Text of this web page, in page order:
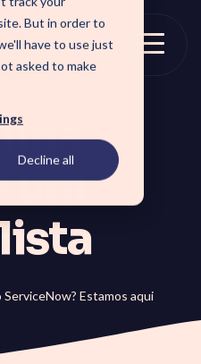
But in order to
have to use just
asked to make
Decline all
Menu
CSM SmartPath
Set the baseline for
service-driven,
autonomous CRM towards
Employee
Xperience Center
Boost employee
productivity and platform
um
Estamos aqui